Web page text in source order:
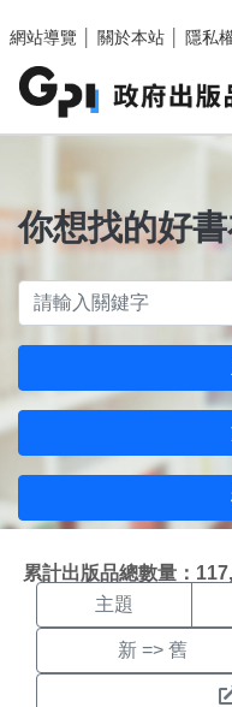
網站導覽
關於本站 隱私
你想找的好書
累計出版品總數量：
機關搜尋
主題
新 => 舊